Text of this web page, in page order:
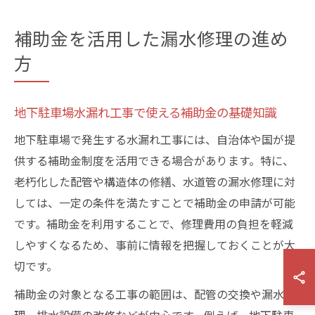
補助金を活用した漏水修理の進め
方
地下駐車場水漏れ工事で使える補助金の基礎知識
地下駐車場で発生する水漏れ工事には、自治体や国が提
供する補助金制度を活用できる場合があります。特に、
老朽化した配管や構造体の修繕、水道管の漏水修理に対
しては、一定の条件を満たすことで補助金の申請が可能
です。補助金を利用することで、修理費用の負担を軽減
しやすくなるため、事前に情報を把握しておくことが大
切です。
補助金の対象となる工事の範囲は、配管の交換や漏水修